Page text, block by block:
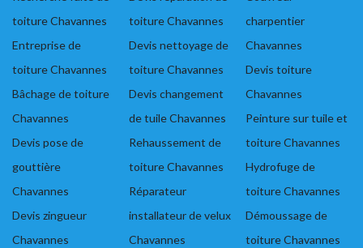
toiture Chavannes
Entreprise de
toiture Chavannes
Bâchage de toiture
Chavannes
Devis pose de
gouttière
Chavannes
Devis zingueur
Chavannes
toiture Chavannes
Devis nettoyage de
toiture Chavannes
Devis changement
de tuile Chavannes
Rehaussement de
toiture Chavannes
Réparateur
installateur de velux
Chavannes
charpentier
Chavannes
Devis toiture
Chavannes
Peinture sur tuile et
toiture Chavannes
Hydrofuge de
toiture Chavannes
Démoussage de
toiture Chavannes